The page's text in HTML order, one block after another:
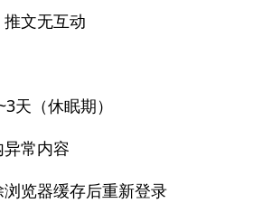
文无互动
天（休眠期）
常内容
览器缓存后重新登录